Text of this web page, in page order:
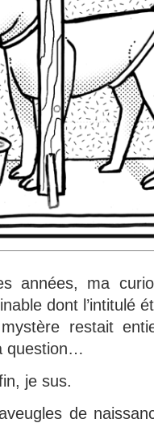
années, ma
dont l’intitulé
restait
question…
je sus.
de